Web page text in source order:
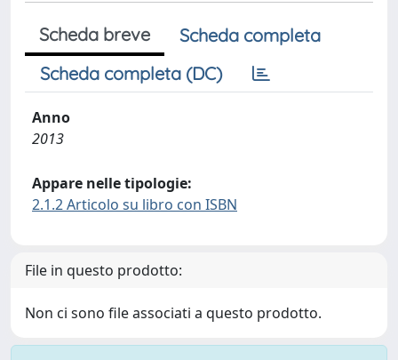
Scheda breve
Scheda completa
Scheda completa (DC)
Anno
2013
Appare nelle tipologie:
2.1.2 Articolo su libro con ISBN
File in questo prodotto:
Non ci sono file associati a questo prodotto.